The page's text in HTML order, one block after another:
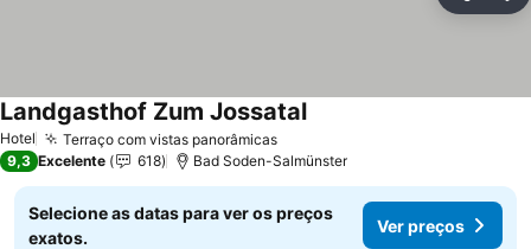
Hotel Terraço com vistas panorâmicas
Landgasthof Zum Jossatal
9,3 Excelente 618 Bad Soden-Salmünster
Selecione as datas para ver os preços
exatos.
Ver preços